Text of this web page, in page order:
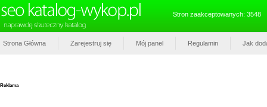
Stron zaakceptowanych: 3548
Strona Główna Zarejestruj się Mój panel Regulamin Jak
Reklama